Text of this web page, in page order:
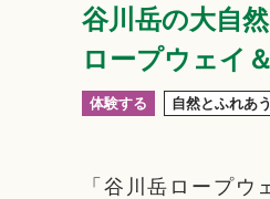
谷川岳の大自
ロープウェイ
体験する 自然とふれあう
「谷川岳ロープ